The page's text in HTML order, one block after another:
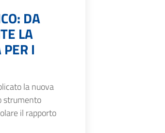
DA
LA
I
la nuova
strumento
il rapporto